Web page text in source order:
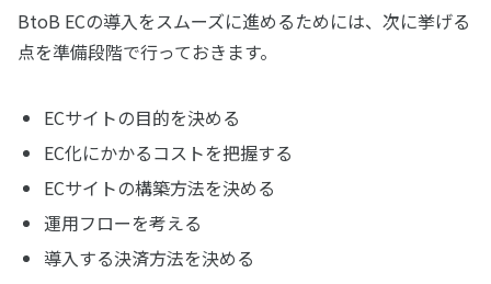
BtoB ECの導入をスムーズに進めるためには、次に挙げる
点を準備段階で行っておきます。
ECサイトの目的を決める
EC化にかかるコストを把握する
ECサイトの構築方法を決める
運用フローを考える
導入する決済方法を決める